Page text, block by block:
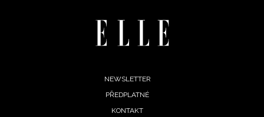
NEWSLETTER
PŘEDPLATNÉ
KONTAKT